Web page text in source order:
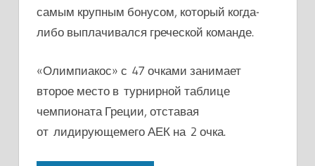
самым крупным бонусом, который когда-
либо выплачивался греческой команде.
«Олимпиакос» с 47 очками занимает
второе место в турнирной таблице
чемпионата Греции, отставая
от лидирующемего АЕК на 2 очка.